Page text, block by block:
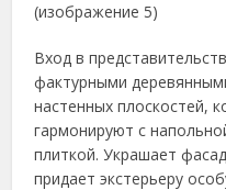
(изображение 5)
Вход в
фактурными
настенных плоскостей,
гармонируют с
плиткой. Украшает
придает экстерьеру